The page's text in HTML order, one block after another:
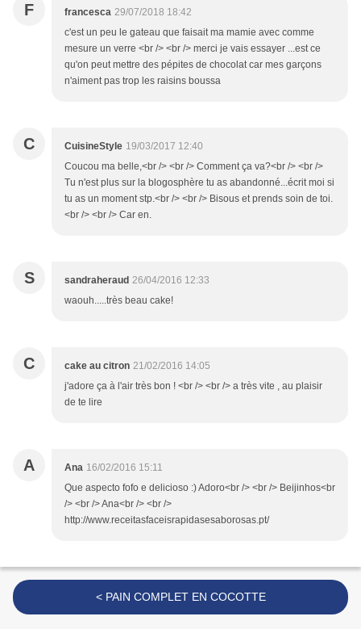
F francesca 29/07/2018 18:42
c'est un peu le gateau que faisait ma mamie avec comme
mesure un verre <br /> <br /> merci je vais essayer ...est ce
qu'on peut mettre des pépites de chocolat car mes garçons
n'aiment pas trop les raisins boussa
C CuisineStyle 19/03/2017 12:40
Coucou ma belle,<br /> <br /> Comment ça va?<br /> <br />
Tu n'est plus sur la blogosphère tu as abandonné...écrit moi si
tu as un moment stp.<br /> <br /> Bisous et prends soin de toi.
<br /> <br /> Car en.
S sandraheraud 26/04/2016 12:33
waouh.....très beau cake!
C cake au citron 21/02/2016 14:05
j'adore ça à l'air très bon ! <br /> <br /> a très vite , au plaisir
de te lire
A Ana 16/02/2016 15:11
Que aspecto fofo e delicioso :) Adoro<br /> <br /> Beijinhos<br
/> <br /> Ana<br /> <br />
http://www.receitasfaceisrapidasesaborosas.pt/
< PAIN COMPLET EN COCOTTE